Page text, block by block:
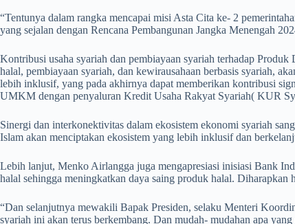
“Tentunya dalam rangka mencapai misi Asta Cita ke- 2
yang sejalan dengan Rencana Pembangunan Jangka Menengah
Kontribusi usaha syariah dan pembiayaan syariah terhadap
halal, pembiayaan syariah, dan kewirausahaan berbasis syariah,
lebih inklusif, yang pada akhirnya dapat memberikan kontribusi
UMKM dengan penyaluran Kredit Usaha Rakyat Syariah( KUR
Sinergi dan interkonektivitas dalam ekosistem ekonomi syariah
Islam akan menciptakan ekosistem yang lebih inklusif dan
Lebih lanjut, Menko Airlangga juga mengapresiasi inisiasi Bank
halal sehingga meningkatkan daya saing produk halal.
“Dan selanjutnya mewakili Bapak Presiden, selaku Menteri
syariah ini akan terus berkembang. Dan mudah- mudahan apa